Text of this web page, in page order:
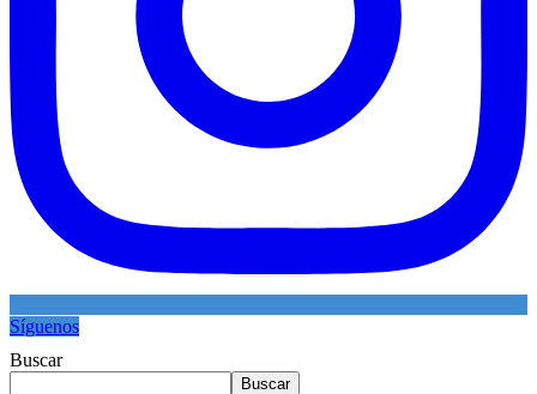
Síguenos
Buscar
Buscar